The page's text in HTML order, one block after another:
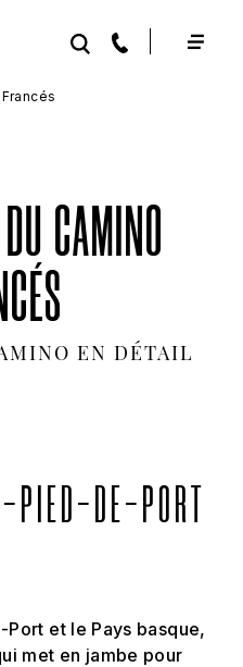
CAMINO
EN DÉTAIL
DE-PORT
et le Pays basque,
met en jambe pour